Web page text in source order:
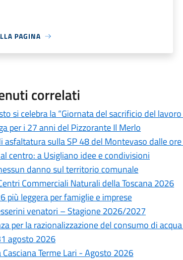
PAGINA
correlati
si celebra la “Giornata del sacrificio del
per i 27 anni del Pizzorante Il Merlo
asfaltatura sulla SP 48 del Montevaso dalle
centro: a Usigliano idee e condivisioni
danno sul territorio comunale
Commerciali Naturali della Toscana 2026
più leggera per famiglie e imprese
venatori – Stagione 2026/2027
per la razionalizzazione del consumo di
agosto 2026
Casciana Terme Lari - Agosto 2026